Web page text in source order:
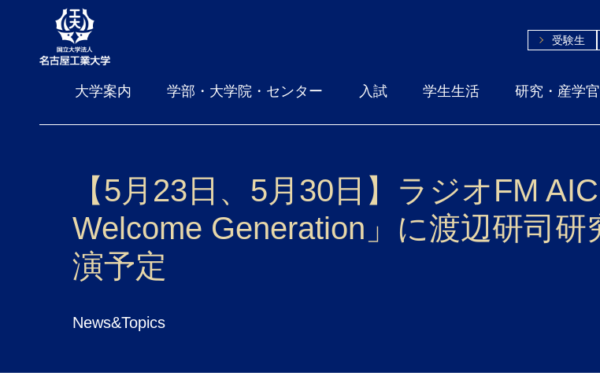
受験生
大学案内 学部・大学院・センター 入試 学生生活 研究・産学
【5月23日、5月30日】ラジオFM
Welcome Generation」に渡辺研司
演予定
News&Topics